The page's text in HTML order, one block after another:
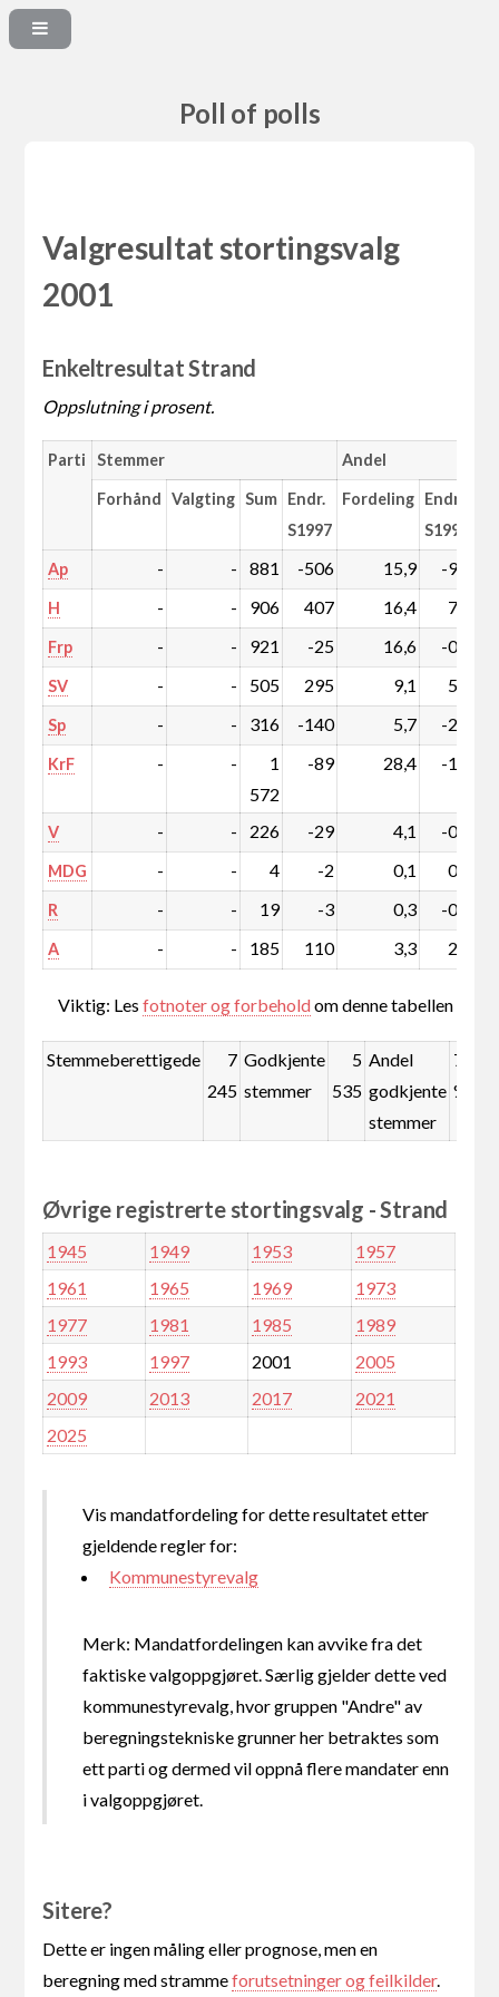
Poll of polls
Valgresultat stortingsvalg
2001
Enkeltresultat Strand
Oppslutning i prosent.
Parti Stemmer Andel
Forhånd Valgting Sum Endr.
S1997
Fordeling Endr.
S1997
Ap - - 881 -506 15,9 -9,2
H - - 906 407 16,4 7,3
Frp - - 921 -25 16,6 -0,5
SV - - 505 295 9,1 5,3
Sp - - 316 -140 5,7 -2,6
KrF - -
1
572
-89 28,4 -1,7
V - - 226 -29 4,1 -0,5
MDG - - 4 -2 0,1 0,0
R - - 19 -3 0,3 -0,1
A - - 185 110 3,3 2,0
Viktig: Lesfotnoter og forbeholdom denne tabellen
Stemmeberettigede
7
245
Godkjente
stemmer
5
535
Andel
godkjente
stemmer
76,4
%
Øvrige registrerte stortingsvalg - Strand
1945 1949 1953
1957
1961
1965 1969
1973
1977
1981 1985
1989
1993
1997 2001
2005
2009
2013 2017
2021
2025
Vis mandatfordeling for dette resultatet etter
gjeldende regler for:
Kommunestyrevalg
Merk: Mandatfordelingen kan avvike fra det
faktiske valgoppgjøret. Særlig gjelder dette ved
kommunestyrevalg, hvor gruppen "Andre" av
beregningstekniske grunner her betraktes som
ett parti og dermed vil oppnå flere mandater enn
i valgoppgjøret.
Sitere?
Dette er ingen måling eller prognose, men en
beregning med strammeforutsetninger og feilkilder.